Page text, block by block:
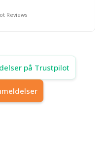
Reviews
på Trustpilot